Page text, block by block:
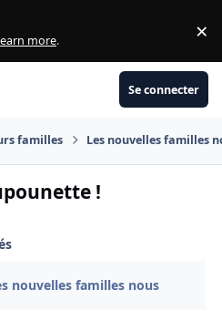
more. ×
Se connecter
familles Les nouvelles familles
!
nouvelles familles nous